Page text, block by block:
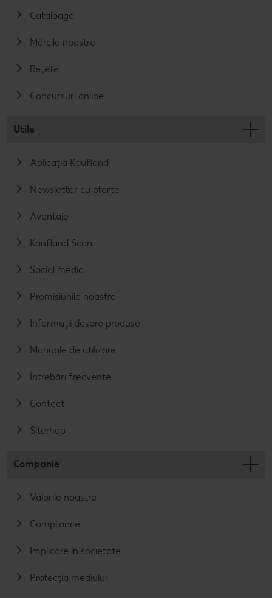
Cataloage
Mărcile noastre
Rețete
Concursuri online
Utile
Aplicația Kaufland
Newsletter cu oferte
Avantaje
Kaufland Scan
Social media
Promisiunile noastre
Informații despre produse
Manuale de utilizare
Întrebări frecvente
Contact
Sitemap
Companie
Valorile noastre
Compliance
Implicare în societate
Protecția mediului